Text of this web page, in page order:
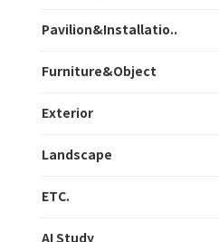
Pavilion&Installatio..
Furniture&Object
Exterior
Landscape
ETC.